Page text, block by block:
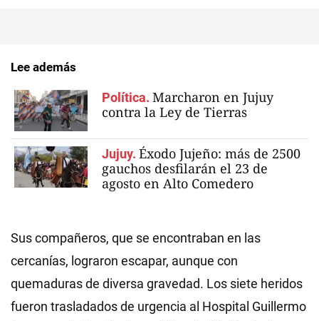
Lee además
Política. Marcharon en Jujuy
contra la Ley de Tierras
Jujuy. Éxodo Jujeño: más de 2500
gauchos desfilarán el 23 de
agosto en Alto Comedero
Sus compañeros, que se encontraban en las
cercanías, lograron escapar, aunque con
quemaduras de diversa gravedad. Los siete heridos
fueron trasladados de urgencia al Hospital Guillermo